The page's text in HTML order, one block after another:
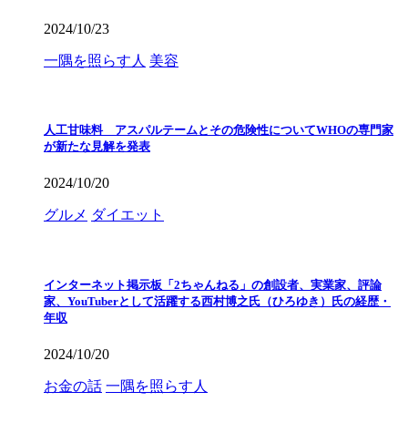
2024/10/23
一隅を照らす人 美容
人工甘味料 アスパルテームとその危険性についてWHOの専門家
が新たな見解を発表
2024/10/20
グルメ ダイエット
インターネット掲示板「2ちゃんねる」の創設者、実業家、評論
家、YouTuberとして活躍する西村博之氏（ひろゆき）氏の経歴・
年収
2024/10/20
お金の話 一隅を照らす人